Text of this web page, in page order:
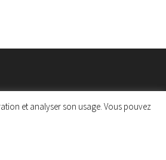
et analyser son usage. Vous pouvez